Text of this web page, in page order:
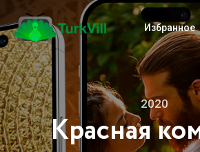
Избранное
Красная
2020